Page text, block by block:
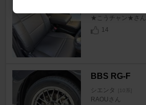
★こうチャン★さん
14
BBS RG-F
シエンタ
RAOUさん